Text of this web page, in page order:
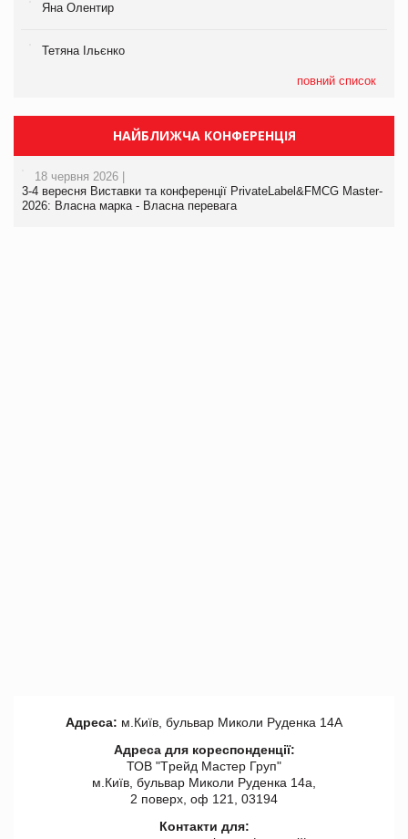
Яна Олентир
Тетяна Ільєнко
повний список
НАЙБЛИЖЧА КОНФЕРЕНЦІЯ
18 червня 2026 |
3-4 вересня Виставки та конференції PrivateLabel&FMCG Master-
2026: Власна марка - Власна перевага
Адреса: м.Київ, бульвар Миколи Руденка 14А
Адреса для кореспонденції:
ТОВ "Tрейд Мастер Груп"
м.Київ, бульвар Миколи Руденка 14а,
2 поверх, оф 121, 03194
Контакти для: